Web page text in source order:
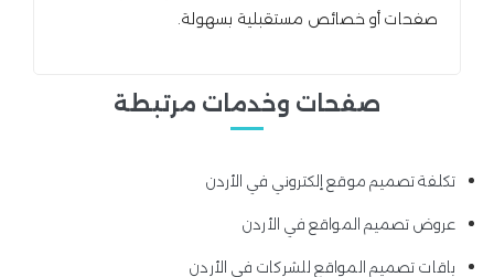
صفحات أو خصائص مستقبلية بسهولة.
صفحات وخدمات مرتبطة
تكلفة تصميم موقع إلكتروني في الأردن
عروض تصميم المواقع في الأردن
باقات تصميم المواقع للشركات في الأردن